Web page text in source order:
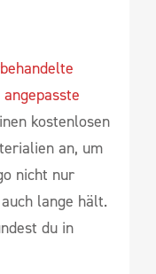
kostenlosen
an, um
nicht nur
lange hält.
du in